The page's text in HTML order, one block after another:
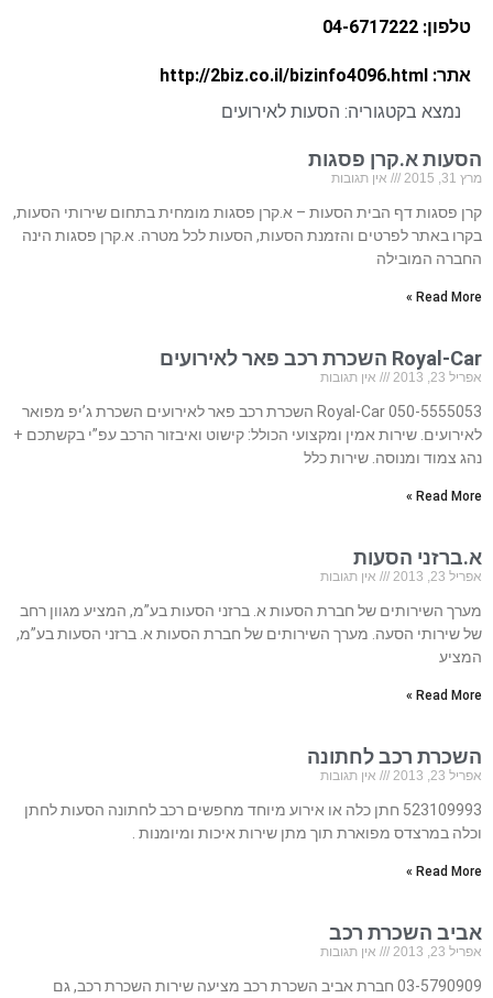
טלפון: 04-6717222
אתר: http://2biz.co.il/bizinfo4096.html
נמצא בקטגוריה: הסעות לאירועים
הסעות א.קרן פסגות
מרץ 31, 2015 אין תגובות
קרן פסגות דף הבית הסעות – א.קרן פסגות מומחית בתחום שירותי הסעות,
בקרו באתר לפרטים והזמנת הסעות, הסעות לכל מטרה. א.קרן פסגות הינה
החברה המובילה
Read More »
Royal-Car השכרת רכב פאר לאירועים
אפריל 23, 2013 אין תגובות
050-5555053 Royal-Car השכרת רכב פאר לאירועים השכרת ג’יפ מפואר
לאירועים. שירות אמין ומקצועי הכולל: קישוט ואיבזור הרכב עפ”י בקשתכם +
נהג צמוד ומנוסה. שירות כלל
Read More »
א.ברזני הסעות
אפריל 23, 2013 אין תגובות
מערך השירותים של חברת הסעות א. ברזני הסעות בע”מ, המציע מגוון רחב
של שירותי הסעה. מערך השירותים של חברת הסעות א. ברזני הסעות בע”מ,
המציע
Read More »
השכרת רכב לחתונה
אפריל 23, 2013 אין תגובות
523109993 חתן כלה או אירוע מיוחד מחפשים רכב לחתונה הסעות לחתן
וכלה במרצדס מפוארת תוך מתן שירות איכות ומיומנות .
Read More »
אביב השכרת רכב
אפריל 23, 2013 אין תגובות
03-5790909 חברת אביב השכרת רכב מציעה שירות השכרת רכב, גם